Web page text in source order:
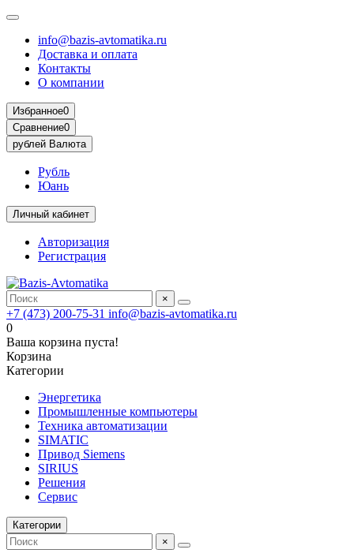
info@bazis-avtomatika.ru
Доставка и оплата
Контакты
О компании
Избранное0
Сравнение0
рублей Валюта
Рубль
Юань
Личный кабинет
Авторизация
Регистрация
×
+7 (473) 200-75-31 info@bazis-avtomatika.ru
0
Ваша корзина пуста!
Корзина
Категории
Энергетика
Промышленные компьютеры
Техника автоматизации
SIMATIC
Привод Siemens
SIRIUS
Решения
Сервис
Категории
×